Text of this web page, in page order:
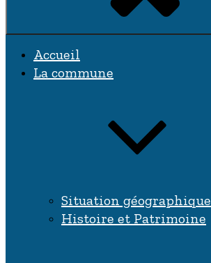
Accueil
La commune
Situation géographique
Histoire et Patrimoine